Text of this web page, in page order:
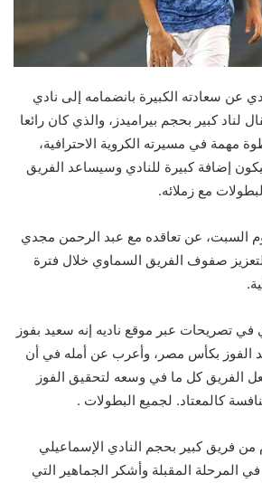
عن سعادته الكبيرة بانضمامه إلى نادي
لناد كبير بحجم بيراميدز، والذي كان رائعا
مهمة في مسيرته الكروية الاحترافية،
إضافة كبيرة للنادي وسيساعد الفريق
مع زملائه.
السبت، عن تعاقده مع عبد الرحمن مجدي
صفوف الفريق السماوي خلال فترة
تصريحات عبر موقع ناديه إنه سعيد بفوز
الفوز بكأس مصر، وأعرب عن أمله في أن
الفريق كل ما في وسعه لتحقيق الفوز
كالمعتاد. لجميع البطولات .
فريق كبير بحجم النادي الإسماعيلي
المرحلة المقبلة وأشكر الجماهير التي